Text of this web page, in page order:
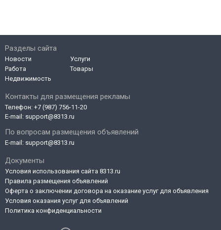
Контакты для размещения рекламы
Телефон: +7 (987) 756-11-20
E-mail: support@8313.ru
По вопросам размещения объявлений
E-mail: support@8313.ru
Документы
Условия использования сайта 8313.ru
Правила размещения объявлений
Оферта о заключении договора на оказание услуг для объявления
Условия оказания услуг для объявлений
Политика конфиденциальности
Разделы сайта
Новости
Работа
Недвижимость
Услуги
Товары